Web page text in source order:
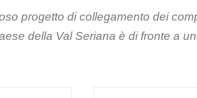
progetto di collegamento dei
della Val Seriana è di fronte a